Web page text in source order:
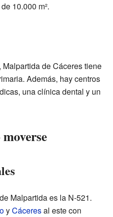
10.000 m².
de Cáceres tiene
Además, hay centros
una clínica dental y un
Malpartida es la N-521.
yCáceresal este con